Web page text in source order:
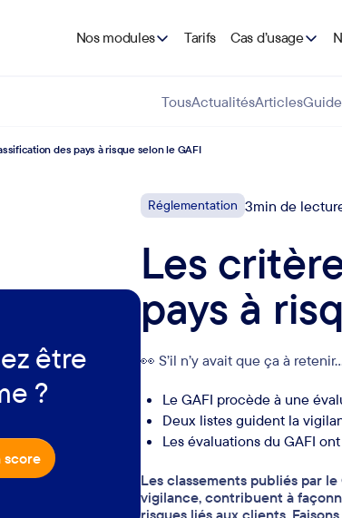
Nos modules Tarifs Cas d’usage
TousActualitésArticles
des pays à risque selon le GAFI
être
?
score
Réglementation 3min de
Les
pays à
👀 S’il n’y avait que ça à
Le GAFI procède à une
Deux listes guident la
Les évaluations du GAFI
Les classements publiés par
vigilance, contribuent à